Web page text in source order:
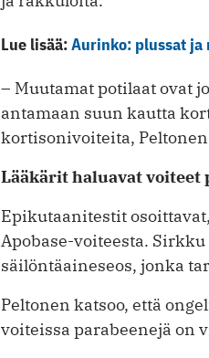
Lue lisää:Aurinko: plussat ja
– Muutamat potilaat ovat
antamaan suun kautta
kortisonivoiteita, Peltonen
Lääkärit haluavat voiteet
Epikutaanitestit
Apobase-voiteesta.
säilöntäaineseos, jonka
Peltonen katsoo, että
voiteissa parabeenejä